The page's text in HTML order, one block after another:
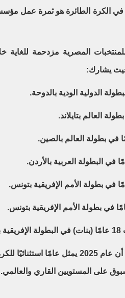
في الكرة الطائرة هو ثمرة عمل
الدولية الودية بالدوحة.
العالم بتايلاند.
واختتم عابد تصريحاته مؤكدًا أن عام 2025 يمثل
على المستويين القاري والعالمي.